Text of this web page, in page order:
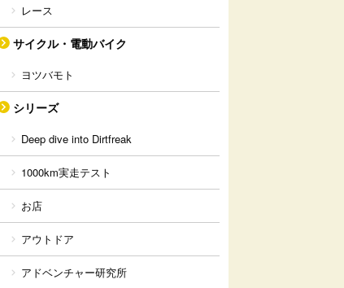
レース
サイクル・電動バイク
ヨツバモト
シリーズ
Deep dive into Dirtfreak
1000km実走テスト
お店
アウトドア
アドベンチャー研究所